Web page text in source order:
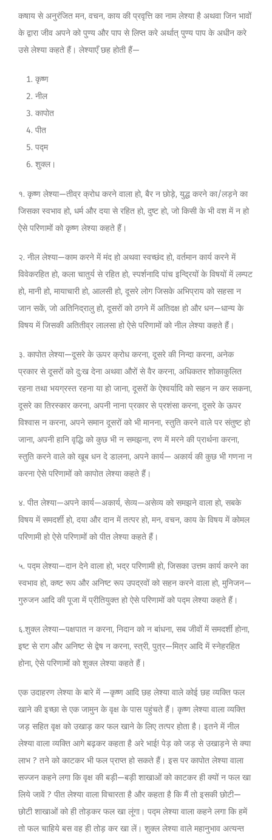
कषाय से अनुरंजित मन, वचन, काय की प्रवृत्ति का नाम लेश्या है अथवा जिन भावों
के द्वारा जीव अपने को पुण्य और पाप से लिप्त करे अर्थात् पुण्य पाप के अधीन करे
उसे लेश्या कहते हैं। लेश्याएँ छह होती हैं—
कृष्ण
नील
कापोत
पीत
पद्म
शुक्ल।
१. कृष्ण लेश्या—तीव्र क्रोध करने वाला हो, बैर न छोड़े, युद्ध करने का/लड़ने का
जिसका स्वभाव हो, धर्म और दया से रहित हो, दुष्ट हो, जो किसी के भी वश में न हो
ऐसे परिणामों को कृष्ण लेश्या कहते हैं।
२. नील लेश्या—काम करने में मंद हो अथवा स्वच्छंद हो, वर्तमान कार्य करने में
विवेकरहित हो, कला चातुर्य से रहित हो, स्पर्शनादि पांच इन्द्रियों के विषयों में लम्पट
हो, मानी हो, मायाचारी हो, आलसी हो, दूसरे लोग जिसके अभिप्राय को सहसा न
जान सकें, जो अतिनिद्रालु हो, दूसरों को ठगने में अतिदक्ष हो और धन—धान्य के
विषय में जिसकी अतितीव्र लालसा हो ऐसे परिणामों को नील लेश्या कहते हैं।
३. कापोत लेश्या—दूसरे के ऊपर क्रोध करना, दूसरे की निन्दा करना, अनेक
प्रकार से दूसरों को दु:ख देना अथवा औरों से वैर करना, अधिकतर शोकाकुलित
रहना तथा भयग्रस्त रहना या हो जाना, दूसरों के ऐश्वर्यादि को सहन न कर सकना,
दूसरे का तिरस्कार करना, अपनी नाना प्रकार से प्रशंसा करना, दूसरे के ऊपर
विश्वास न करना, अपने समान दूसरों को भी मानना, स्तुति करने वाले पर संतुष्ट हो
जाना, अपनी हानि वृद्धि को कुछ भी न समझना, रण में मरने की प्रार्थना करना,
स्तुति करने वाले को खूब धन दे डालना, अपने कार्य— अकार्य की कुछ भी गणना न
करना ऐसे परिणामों को कापोत लेश्या कहते हैं।
४. पीत लेश्या—अपने कार्य—अकार्य, सेव्य—असेव्य को समझने वाला हो, सबके
विषय में समदर्शी हो, दया और दान में तत्पर हो, मन, वचन, काय के विषय में कोमल
परिणामी हो ऐसे परिणामों को पीत लेश्या कहते हैं।
५. पद्म लेश्या—दान देने वाला हो, भद्र परिणामी हो, जिसका उत्तम कार्य करने का
स्वभाव हो, कष्ट रूप और अनिष्ट रूप उपद्रवों को सहन करने वाला हो, मुनिजन—
गुरुजन आदि की पूजा में प्रीतियुक्त हो ऐसे परिणामों को पद्म लेश्या कहते हैं।
६.शुक्ल लेश्या—पक्षपात न करना, निदान को न बांधना, सब जीवों में समदर्शी होना,
इष्ट से राग और अनिष्ट से द्वेष न करना, स्त्री, पुत्र—मित्र आदि में स्नेहरहित
होना, ऐसे परिणामों को शुक्ल लेश्या कहते हैं।
एक उदाहरण लेश्या के बारे में —कृष्ण आदि छह लेश्या वाले कोई छह व्यक्ति फल
खाने की इच्छा से एक जामुन के वृक्ष के पास पहुंचते हैं। कृष्ण लेश्या वाला व्यक्ति
जड़ सहित वृक्ष को उखाड़ कर फल खाने के लिए तत्पर होता है। इतने में नील
लेश्या वाला व्यक्ति आगे बढ़कर कहता है अरे भाई! पेड़ को जड़ से उखाड़ने से क्या
लाभ ? तने को काटकर भी फल प्राप्त हो सकते हैं। इस पर कापोत लेश्या वाला
सज्जन कहने लगा कि वृक्ष की बड़ी—बड़ी शाखाओं को काटकर ही क्यों न फल खा
लिये जावें ? पीत लेश्या वाला विचारता है और कहता है कि मैं तो इसकी छोटी—
छोटी शाखाओं को ही तोड़कर फल खा लूंगा। पद्म लेश्या वाला कहने लगा कि हमें
तो फल चाहिये बस वह ही तोड़ कर खा लें। शुक्ल लेश्या वाले महानुभाव अत्यन्त